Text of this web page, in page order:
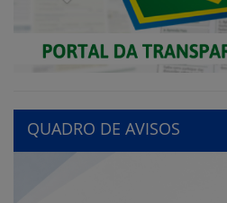
QUADRO DE AVISOS